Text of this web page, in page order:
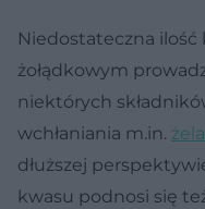
Niedostateczna ilość
żołądkowym
niektórych
wchłaniania m.in.
dłuższej
kwasu podnosi się